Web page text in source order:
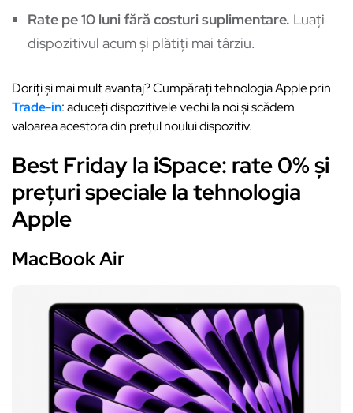
Rate pe 10 luni fără costuri suplimentare. Luați
dispozitivul acum și plătiți mai târziu.
Doriți și mai mult avantaj? Cumpărați tehnologia Apple prin
Trade-in: aduceți dispozitivele vechi la noi și scădem
valoarea acestora din prețul noului dispozitiv.
Best Friday la iSpace: rate 0% și
prețuri speciale la tehnologia
Apple
MacBook Air